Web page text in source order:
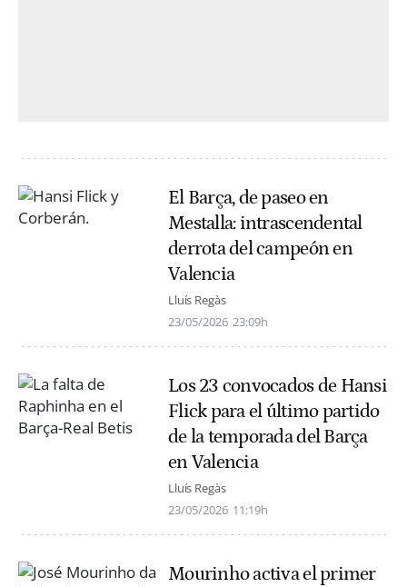
El Barça, de paseo en
Mestalla: intrascendental
derrota del campeón en
Valencia
Lluís Regàs
23/05/2026 23:09h
Los 23 convocados de Hansi
Flick para el último partido
de la temporada del Barça
en Valencia
Lluís Regàs
23/05/2026 11:19h
Mourinho activa el primer